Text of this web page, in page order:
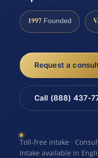
1997 Founded
Request a
Call (888) 437-
Toll-free intake ·
Intake available in